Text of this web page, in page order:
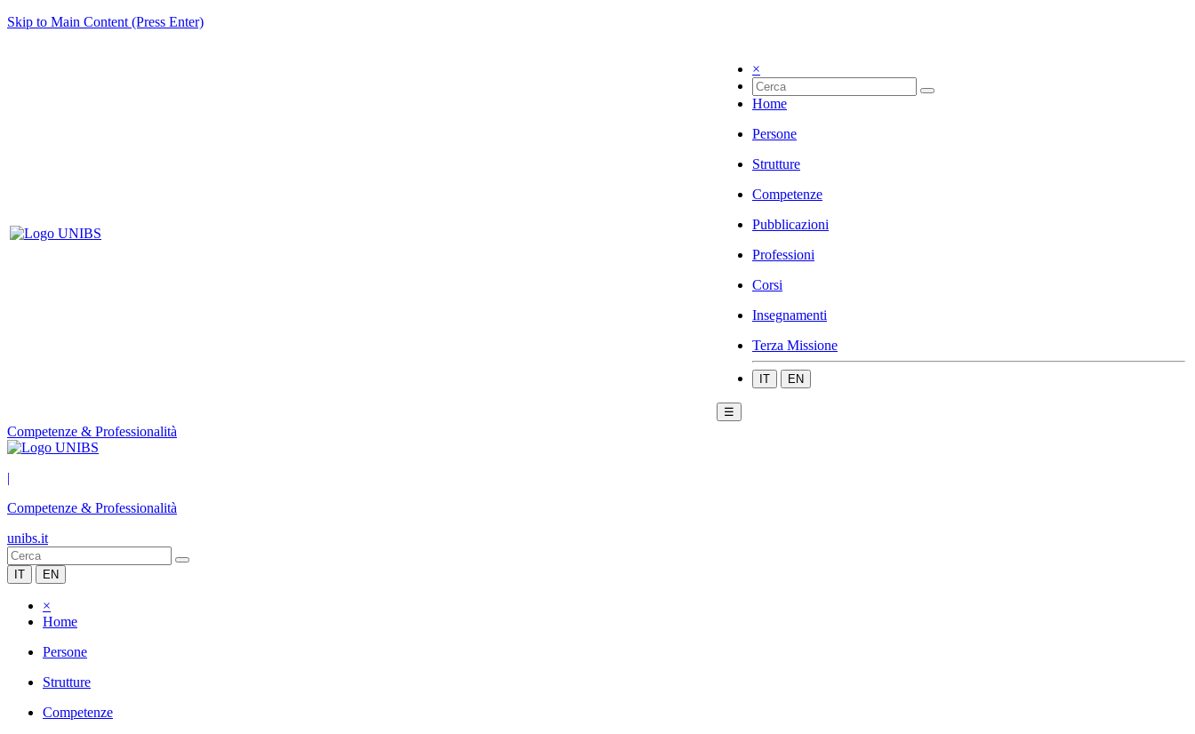
Skip to Main Content (Press Enter)
×
Home
Persone
Strutture
Competenze
Pubblicazioni
Professioni
Corsi
Insegnamenti
Terza Missione
IT EN
☰
Competenze & Professionalità
|
Competenze & Professionalità
unibs.it
IT EN
×
Home
Persone
Strutture
Competenze